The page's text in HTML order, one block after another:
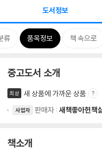
도서정보
류 품목정보 책 속으로
중고도서 소개
최상 새 상품에 가까운 상품
사업자 판매자 : 새책좋아헌책
책소개